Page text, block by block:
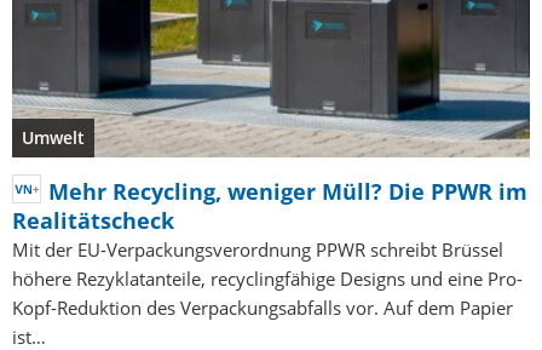
Umwelt
Mehr Recycling, weniger Müll? Die PPWR im
Realitätscheck
Mit der EU-Verpackungsverordnung PPWR schreibt Brüssel
höhere Rezyklatanteile, recyclingfähige Designs und eine Pro-
Kopf-Reduktion des Verpackungsabfalls vor. Auf dem Papier
ist…